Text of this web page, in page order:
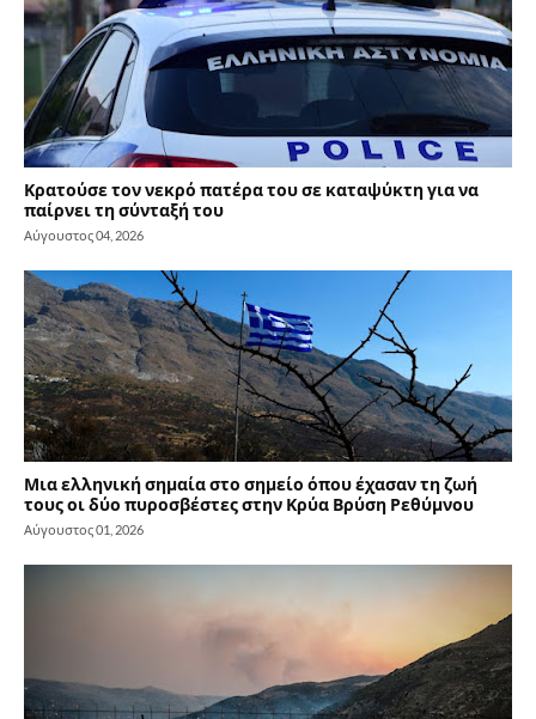
Κρατούσε τον νεκρό πατέρα του σε καταψύκτη για να
παίρνει τη σύνταξή του
Αύγουστος 04, 2026
Μια ελληνική σημαία στο σημείο όπου έχασαν τη ζωή
τους οι δύο πυροσβέστες στην Κρύα Βρύση Ρεθύμνου
Αύγουστος 01, 2026